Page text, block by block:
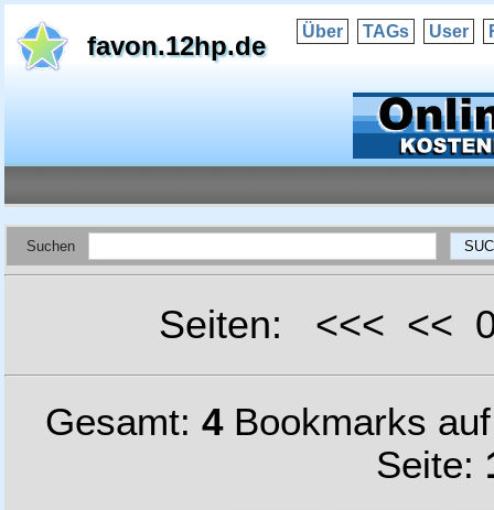
favon.12hp.de Über TAGs User
Suchen
Seiten: <<< <<
Gesamt: 4Bookmarks
Seite: